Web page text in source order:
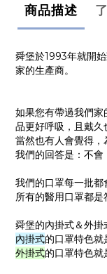
商品描述
舜堡於1993年就開
家的生產商。
如果您有帶過我們
品更好呼吸，且戴久
當然也有人會覺得，
我們的回答是：不會
我們的口罩每一批都
所有的醫用口罩都是
舜堡的內掛式＆外掛
內掛式的口罩特色就
外掛式的口罩特色就